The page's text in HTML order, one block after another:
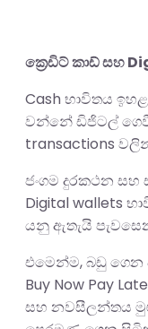
ක්‍රෙඩිට් කාඩ් සහ
Cash භාවිතය
වන්නේ ඩිජිටල්
transactions
ජංගම දුරකථන සහ
Digital wallets
යනු ඇතැයි
එමෙන්ම, බඩු ගෙන
Buy Now Pay
සහ නවසීලන්තය